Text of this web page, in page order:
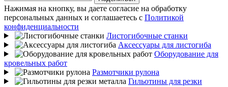
Нажимая на кнопку, вы даете согласие на обработку
персональных данных и соглашаетесь с Политикой
конфиденциальности
Листогибочные станки
Аксессуары для листогиба
Оборудование для
кровельных работ
Размотчики рулона
Гильотины для резки